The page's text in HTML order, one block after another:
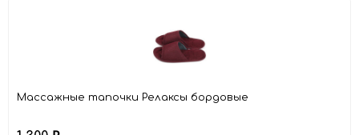
Массажные тапочки Релаксы бордовые